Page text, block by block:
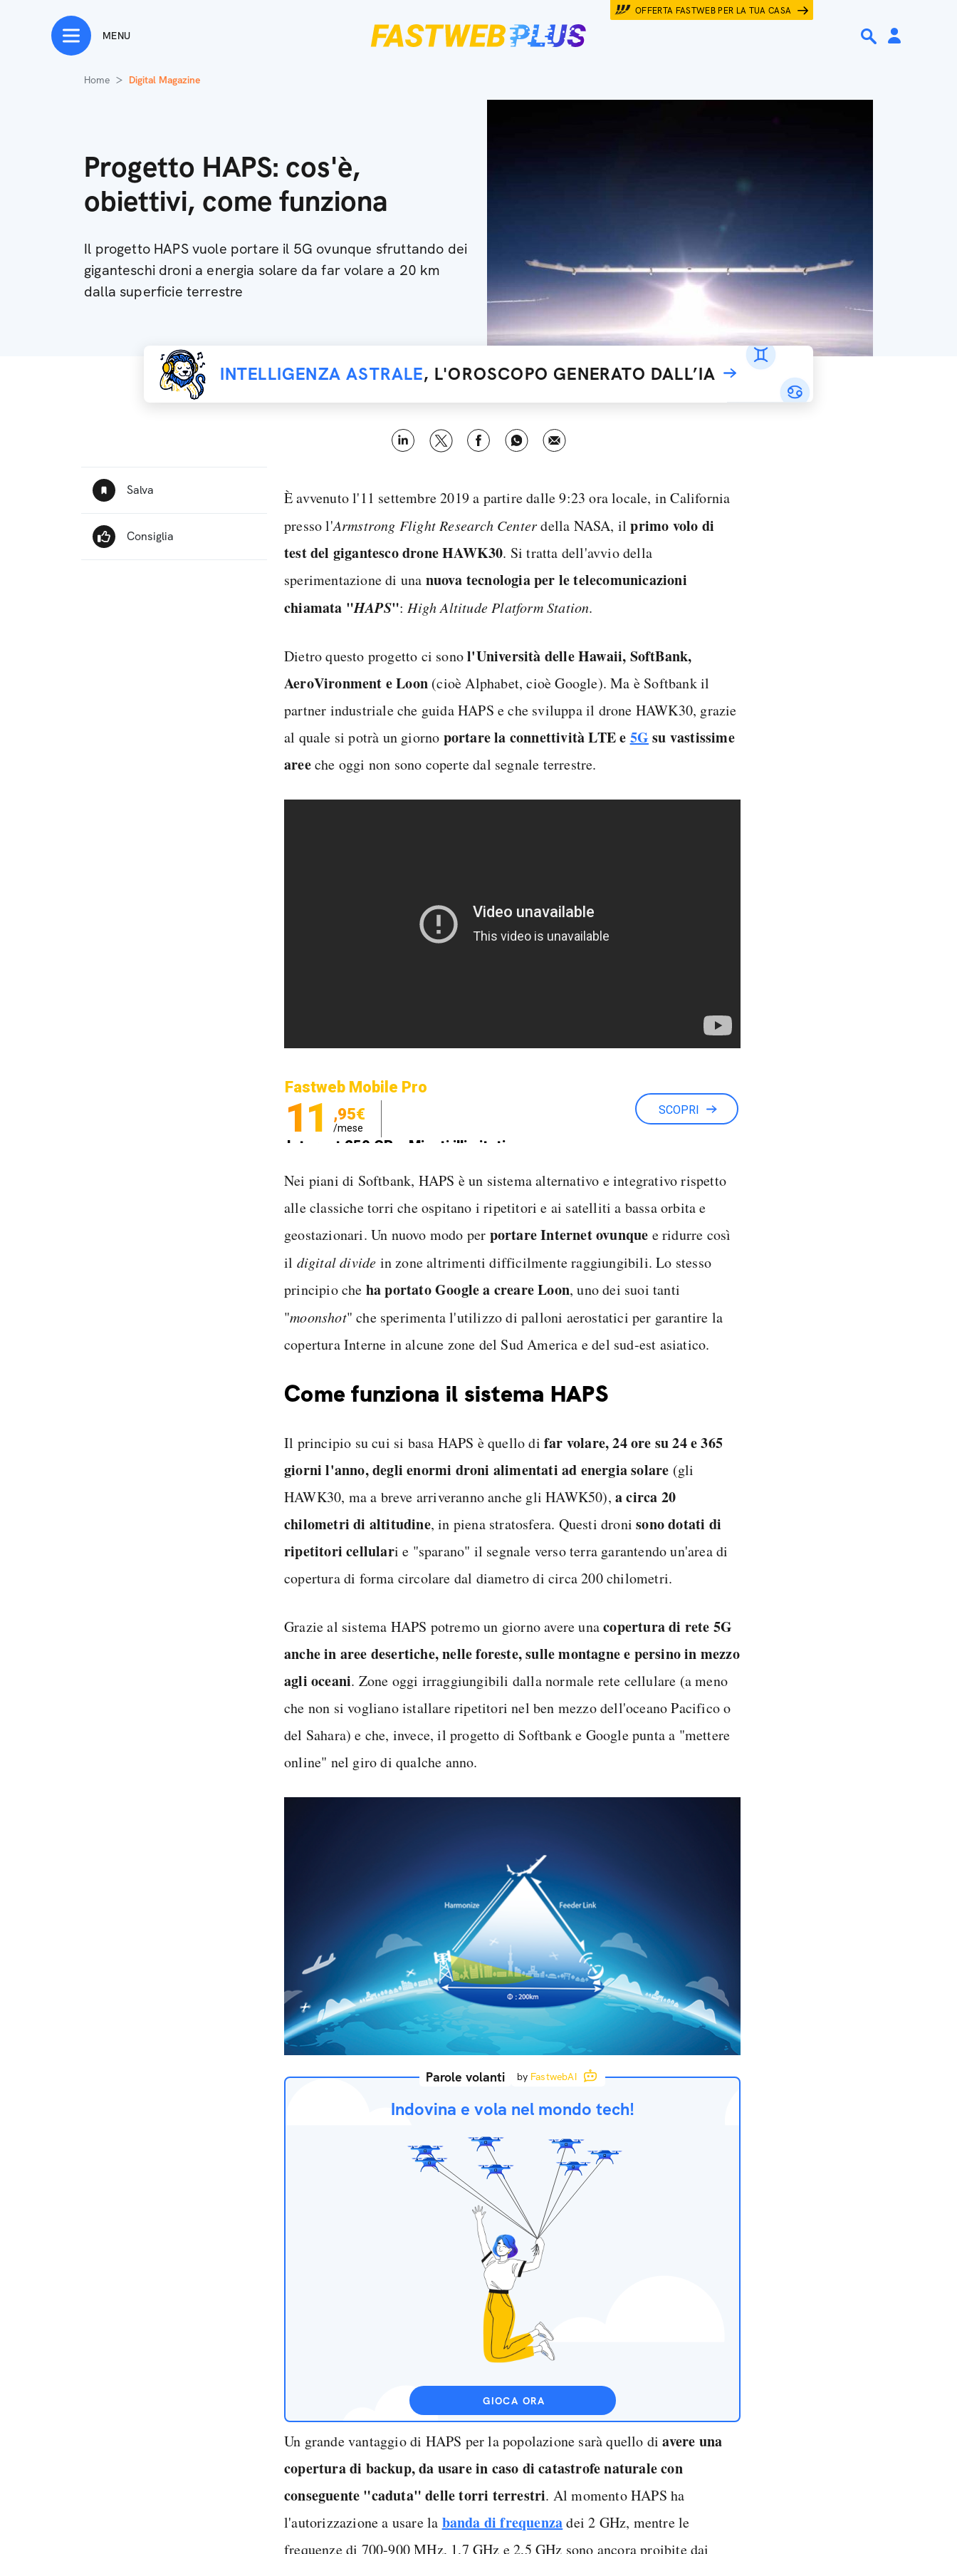
OFFERTA FASTWEB PER LA TUA CASA
MENU
Home Digital Magazine
Progetto HAPS: cos'è,
obiettivi, come funziona
Il progetto HAPS vuole portare il 5G ovunque sfruttando dei
giganteschi droni a energia solare da far volare a 20 km
dalla superficie terrestre
INTELLIGENZA ASTRALE, L'OROSCOPO GENERATO DALL’IA
È avvenuto l'11 settembre 2019 a partire dalle 9:23 ora locale, in California
presso l'Armstrong Flight Research Centerdella NASA, ilprimo volo di
test del gigantesco drone HAWK30. Si tratta dell'avvio della
sperimentazione di una nuova tecnologia per le telecomunicazioni
chiamata "HAPS":High Altitude Platform Station.
Dietro questo progetto ci sonol'Università delle Hawaii, SoftBank,
AeroVironment e Loon (cioè Alphabet, cioè Google). Ma è Softbank il
partner industriale che guida HAPS e che sviluppa il drone HAWK30, grazie
al quale si potrà un giorno portare la connettività LTE e 5G su vastissime
areeche oggi non sono coperte dal segnale terrestre.
Fastweb Mobile Pro
11 ,95€
/mese
Internet 250 GB e Minuti illimitati
SCOPRI
Nei piani di Softbank, HAPS è un sistema alternativo e integrativo rispetto
alle classiche torri che ospitano i ripetitori e ai satelliti a bassa orbita e
geostazionari. Un nuovo modo per portare Internet ovunque e ridurre così
il digital divide in zone altrimenti difficilmente raggiungibili. Lo stesso
principio che ha portato Google a creare Loon, uno dei suoi tanti
"moonshot" che sperimenta l'utilizzo di palloni aerostatici per garantire la
copertura Interne in alcune zone del Sud America e del sud-est asiatico.
Come funziona il sistema HAPS
Il principio su cui si basa HAPS è quello di far volare, 24 ore su 24 e 365
giorni l'anno, degli enormi droni alimentati ad energia solare (gli
HAWK30, ma a breve arriveranno anche gli HAWK50),a circa 20
chilometri di altitudine, in piena stratosfera. Questi dronisono dotati di
ripetitori cellulari e "sparano" il segnale verso terra garantendo un'area di
copertura di forma circolare dal diametro di circa 200 chilometri.
Grazie al sistema HAPS potremo un giorno avere unacopertura di rete 5G
anche in aree desertiche, nelle foreste, sulle montagne e persino in mezzo
agli oceani. Zone oggi irraggiungibili dalla normale rete cellulare (a meno
che non si vogliano istallare ripetitori nel ben mezzo dell'oceano Pacifico o
del Sahara) e che, invece, il progetto di Softbank e Google punta a "mettere
online" nel giro di qualche anno.
Parole volanti by FastwebAI
Indovina e vola nel mondo tech!
GIOCA ORA
Un grande vantaggio di HAPS per la popolazione sarà quello diavere una
copertura di backup, da usare in caso di catastrofe naturale con
conseguente "caduta" delle torri terrestri. Al momento HAPS ha
l'autorizzazione a usare la banda di frequenzadei 2 GHz, mentre le
frequenze di 700-900 MHz, 1,7 GHz e 2,5 GHz sono ancora proibite dai